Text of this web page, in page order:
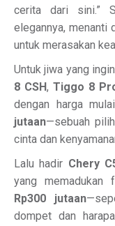
cerita dari sini.”
elegannya, menanti
untuk merasakan
Untuk jiwa yang
8 CSH, Tiggo 8
dengan harga
jutaan—sebuah
cinta dan
Lalu hadir Chery
yang memadukan
Rp300 jutaan
dompet dan